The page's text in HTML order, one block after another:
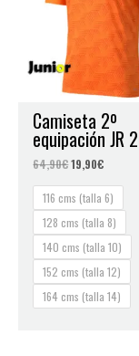
Camiseta 2º
equipación JR
64,90€19,90€
116 cms (talla 6)
128 cms (talla 8)
140 cms (talla 10)
152 cms (talla 12)
164 cms (talla 14)